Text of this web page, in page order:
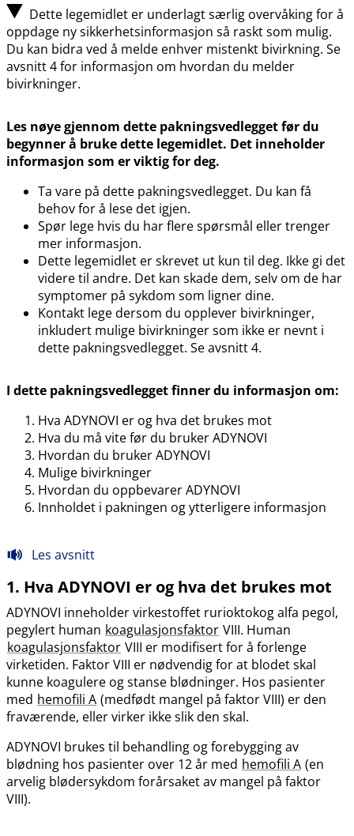
Dette legemidlet er underlagt særlig overvåking for å
oppdage ny sikkerhetsinformasjon så raskt som mulig.
Du kan bidra ved å melde enhver mistenkt bivirkning. Se
avsnitt 4 for informasjon om hvordan du melder
bivirkninger.
Les nøye gjennom dette pakningsvedlegget før du
begynner å bruke dette legemidlet. Det inneholder
informasjon som er viktig for deg.
Ta vare på dette pakningsvedlegget. Du kan få
behov for å lese det igjen.
Spør lege hvis du har flere spørsmål eller trenger
mer informasjon.
Dette legemidlet er skrevet ut kun til deg. Ikke gi det
videre til andre. Det kan skade dem, selv om de har
symptomer på sykdom som ligner dine.
Kontakt lege dersom du opplever bivirkninger,
inkludert mulige bivirkninger som ikke er nevnt i
dette pakningsvedlegget. Se avsnitt 4.
I dette pakningsvedlegget finner du informasjon om:
Hva ADYNOVI er og hva det brukes mot
Hva du må vite før du bruker ADYNOVI
Hvordan du bruker ADYNOVI
Mulige bivirkninger
Hvordan du oppbevarer ADYNOVI
Innholdet i pakningen og ytterligere informasjon
Les avsnitt
1. Hva ADYNOVI er og hva det brukes mot
ADYNOVI inneholder virkestoffet rurioktokog alfa pegol,
pegylert human koagulasjonsfaktor VIII. Human
koagulasjonsfaktor VIII er modifisert for å forlenge
virketiden. Faktor VIII er nødvendig for at blodet skal
kunne koagulere og stanse blødninger. Hos pasienter
med hemofili A (medfødt mangel på faktor VIII) er den
fraværende, eller virker ikke slik den skal.
ADYNOVI brukes til behandling og forebygging av
blødning hos pasienter over 12 år med hemofili A (en
arvelig blødersykdom forårsaket av mangel på faktor
VIII).